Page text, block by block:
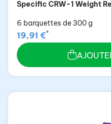
Specific CRW-1 Weight
6 barquettes de 300 g
19,91 €*